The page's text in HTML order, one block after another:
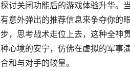
探讨关闭功能后的游戏体验升华。
有意外弹出的推荐信息来争夺你的
步，思考战术走位上去，这种全神
种心境的安宁，仿佛在虚拟的军事
合和与对手的较量。